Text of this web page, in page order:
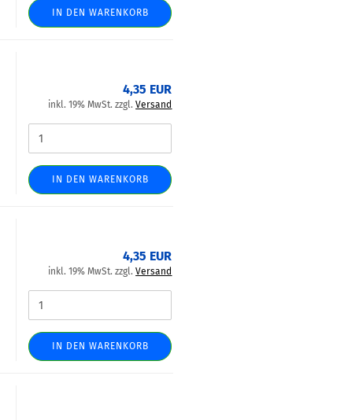
IN DEN WARENKORB
4,35 EUR
inkl. 19% MwSt. zzgl.Versand
IN DEN WARENKORB
4,35 EUR
inkl. 19% MwSt. zzgl.Versand
IN DEN WARENKORB